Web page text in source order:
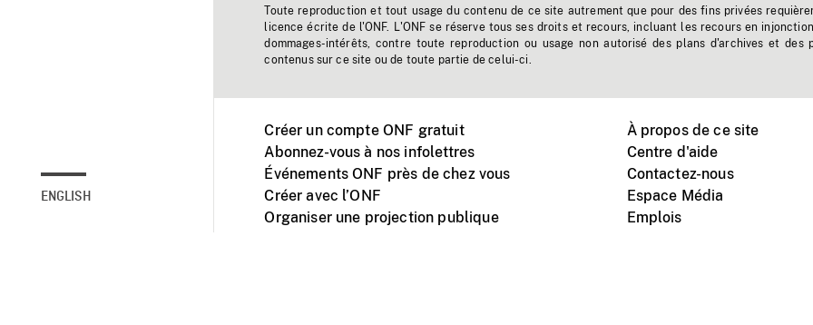
ENGLISH
Toute reproduction et tout usage du contenu de ce site autrement que pour des fins privées
licence écrite de l'ONF. L'ONF se réserve tous ses droits et recours, incluant les recours en
dommages-intérêts, contre toute reproduction ou usage non autorisé des plans d'archives et des
contenus sur ce site ou de toute partie de celui-ci.
Créer un compte ONF gratuit
Abonnez-vous à nos infolettres
Événements ONF près de chez vous
Créer avec l’ONF
Organiser une projection publique
À propos de ce site
Centre d'aide
Contactez-nous
Espace Média
Emplois